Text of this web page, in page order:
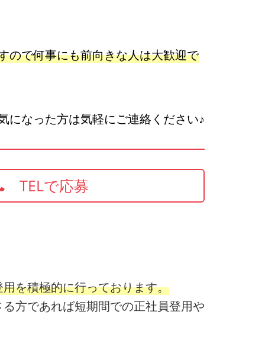
ので何事にも前向きな人は大歓迎で
になった方は気軽にご連絡ください♪
TELで応募
を積極的に行っております。
方であれば短期間での正社員登用や